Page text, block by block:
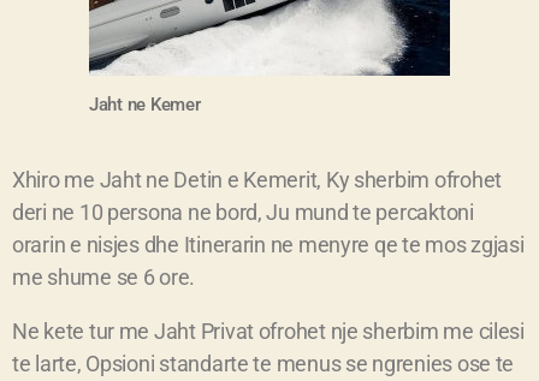
Jaht ne Kemer
Xhiro me Jaht ne Detin e Kemerit, Ky sherbim ofrohet
deri ne 10 persona ne bord, Ju mund te percaktoni
orarin e nisjes dhe Itinerarin ne menyre qe te mos zgjasi
me shume se 6 ore.
Ne kete tur me Jaht Privat ofrohet nje sherbim me cilesi
te larte, Opsioni standarte te menus se ngrenies ose te